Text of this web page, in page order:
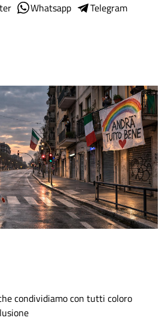
Whatsapp
Telegram
condividiamo con tutti coloro